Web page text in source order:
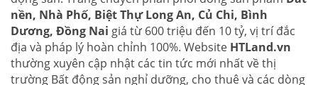
nền, Nhà Phố, Biệt Thự Long An, Củ Chi, Bình
Dương, Đồng Nai giá từ 600 triệu đến 10 tỷ, vị trí đắc
địa và pháp lý hoàn chỉnh 100%. Website HTLand.vn
thường xuyên cập nhật các tin tức mới nhất về thị
trường Bất động sản nghỉ dưỡng, cho thuê và các dòng